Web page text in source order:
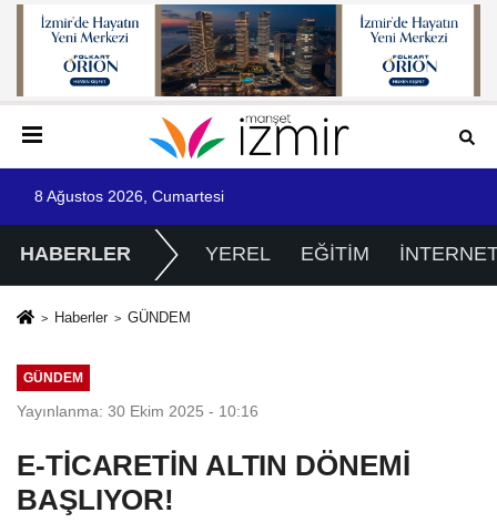
8 Ağustos 2026, Cumartesi
HABERLER YEREL EĞİTİM
Haberler GÜNDEM
GÜNDEM
Yayınlanma: 30 Ekim 2025 - 10:16
E-TİCARETİN ALTIN DÖNEMİ
BAŞLIYOR!